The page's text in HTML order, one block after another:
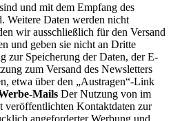
und mit dem Empfang des
Weitere Daten werden nicht
wir ausschließlich für den Versand
und geben sie nicht an Dritte
zur Speicherung der Daten, der E-
zum Versand des Newsletters
etwa über den „Austragen“-Link
Mails Der Nutzung von im
veröffentlichten Kontaktdaten zur
angeforderter Werbung und